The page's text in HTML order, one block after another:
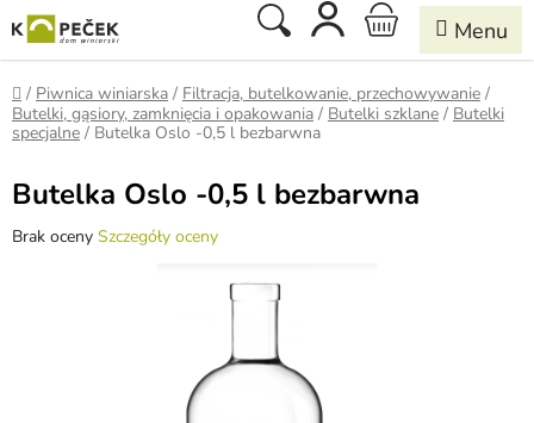
do
treści
Szukaj KOSZYK
Home
/ Piwnica winiarska / Filtracja, butelkowanie, przechowywanie /
Butelki, gąsiory, zamknięcia i opakowania / Butelki szklane / Butelki
specjalne / Butelka Oslo -0,5 l bezbarwna
Butelka Oslo -0,5 l bezbarwna
Średnia
Brak oceny Szczegóły oceny